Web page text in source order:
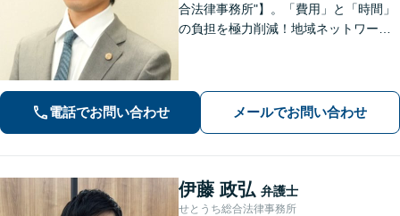
合法律事務所"】。「費用」と「時間」
の負担を極力削減！地域ネットワーク
税対策なども親身に対応◎
電話でお問い合わせ メールでお問い合わせ
伊藤 政弘 弁護士
せとうち総合法律事務所